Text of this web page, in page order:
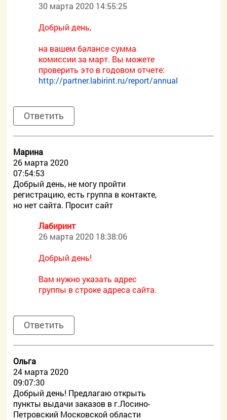
30 марта 2020 14:55:25
Добрый день,
на вашем балансе сумма
комиссии за март. Вы можете
проверить это в годовом отчете:
http://partner.labirint.ru/report/annual
Ответить
Марина
26 марта 2020
07:54:53
Добрый день, не могу пройти
регистрацию, есть группа в контакте,
но нет сайта. Просит сайт
Лабиринт
26 марта 2020 18:38:06
Добрый день!
Вам нужно указать адрес
группы в строке адреса сайта.
Ответить
Ольга
24 марта 2020
09:07:30
Добрый день! Предлагаю открыть
пункты выдачи заказов в г.Лосино-
Петровский Московской области